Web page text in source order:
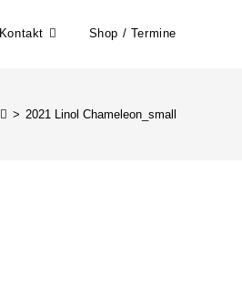
Kontakt Shop / Termine
> 2021 Linol Chameleon_small